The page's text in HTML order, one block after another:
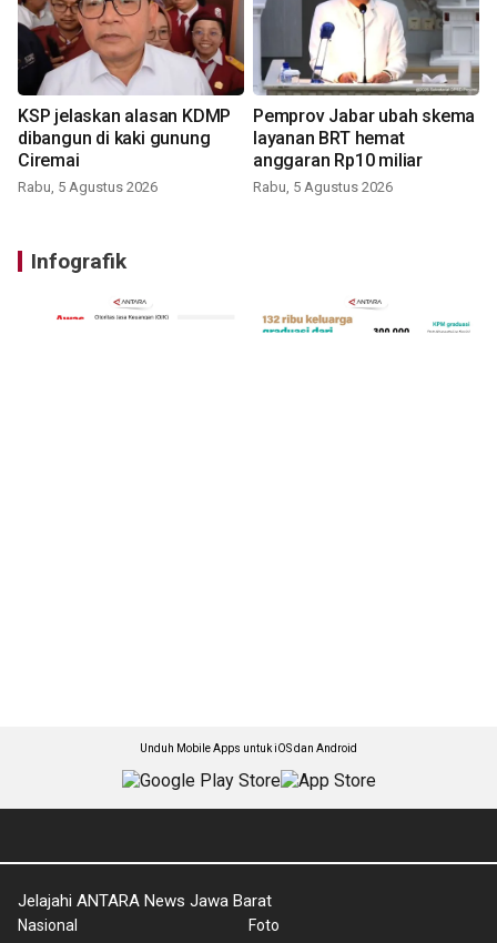
KSP jelaskan alasan KDMP
dibangun di kaki gunung
Ciremai
Rabu, 5 Agustus 2026
Pemprov Jabar ubah skema
layanan BRT hemat
anggaran Rp10 miliar
Rabu, 5 Agustus 2026
Infografik
Unduh Mobile Apps untuk iOS dan Android
Jelajahi ANTARA News Jawa Barat
Nasional Foto